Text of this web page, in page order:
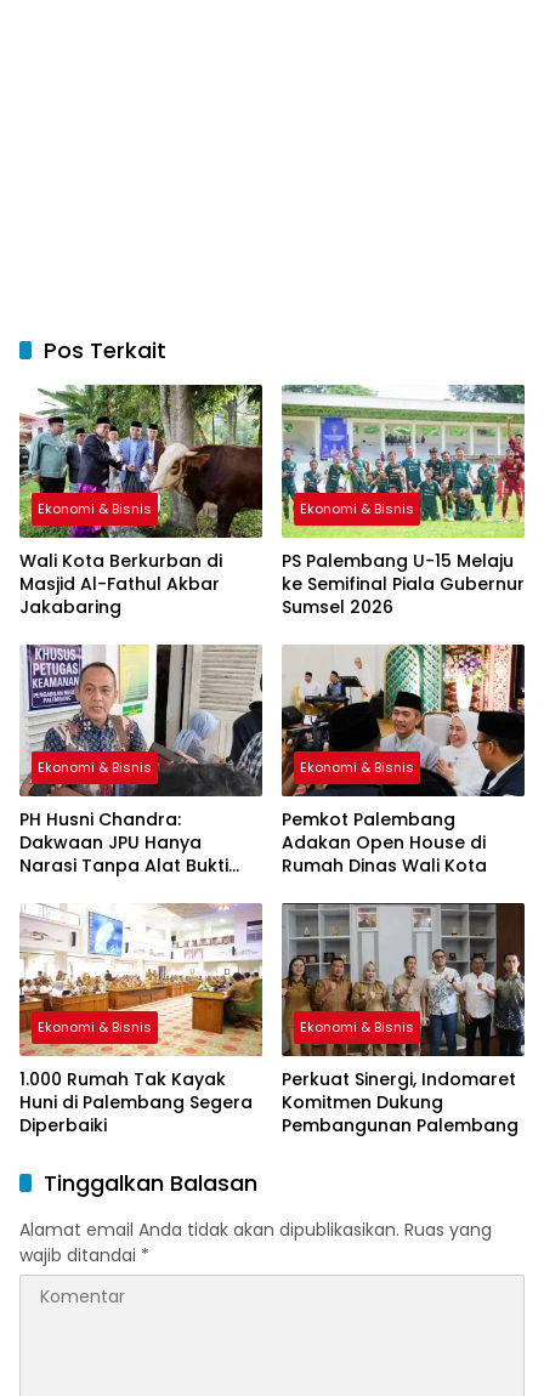
Pos Terkait
Ekonomi & Bisnis
Wali Kota Berkurban di
Masjid Al-Fathul Akbar
Jakabaring
Ekonomi & Bisnis
PS Palembang U-15 Melaju
ke Semifinal Piala Gubernur
Sumsel 2026
Ekonomi & Bisnis
PH Husni Chandra:
Dakwaan JPU Hanya
Narasi Tanpa Alat Bukti
Ekonomi & Bisnis
Pemkot Palembang
Adakan Open House di
Rumah Dinas Wali Kota
Ekonomi & Bisnis
1.000 Rumah Tak Kayak
Huni di Palembang Segera
Diperbaiki
Ekonomi & Bisnis
Perkuat Sinergi, Indomaret
Komitmen Dukung
Pembangunan Palembang
Tinggalkan Balasan
Alamat email Anda tidak akan dipublikasikan. Ruas yang
wajib ditandai *